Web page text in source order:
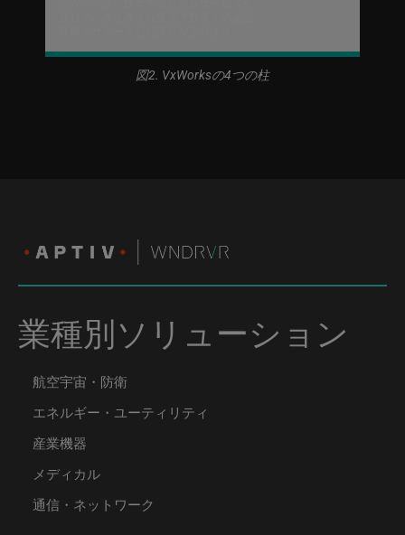
図2. VxWorksの4つの柱
業種別ソリューション
航空宇宙・防衛
エネルギー・ユーティリティ
産業機器
メディカル
通信・ネットワーク